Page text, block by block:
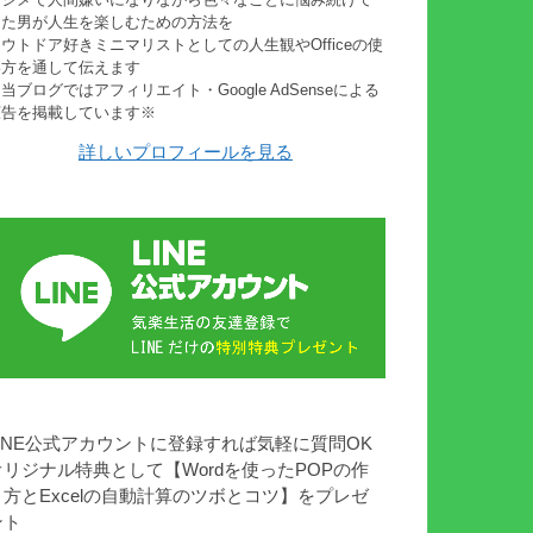
男が人生を楽しむための方法を
トドア好きミニマリストとしての人生観やOfficeの使
を通して伝えます
ブログではアフィリエイト・Google AdSenseによる
を掲載しています※
詳しいプロフィールを見る
公式アカウントに登録すれば気軽に質問OK
リジナル特典として【Wordを使ったPOPの作
方とExcelの自動計算のツボとコツ】をプレゼ